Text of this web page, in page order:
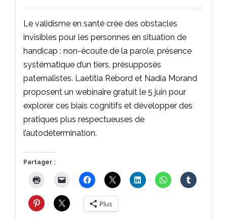
Le validisme en santé crée des obstacles
invisibles pour les personnes en situation de
handicap : non-écoute de la parole, présence
systématique d’un tiers, présupposés
paternalistes. Laetitia Rebord et Nadia Morand
proposent un webinaire gratuit le 5 juin pour
explorer ces biais cognitifs et développer des
pratiques plus respectueuses de
l’autodétermination.
Partager :
Plus